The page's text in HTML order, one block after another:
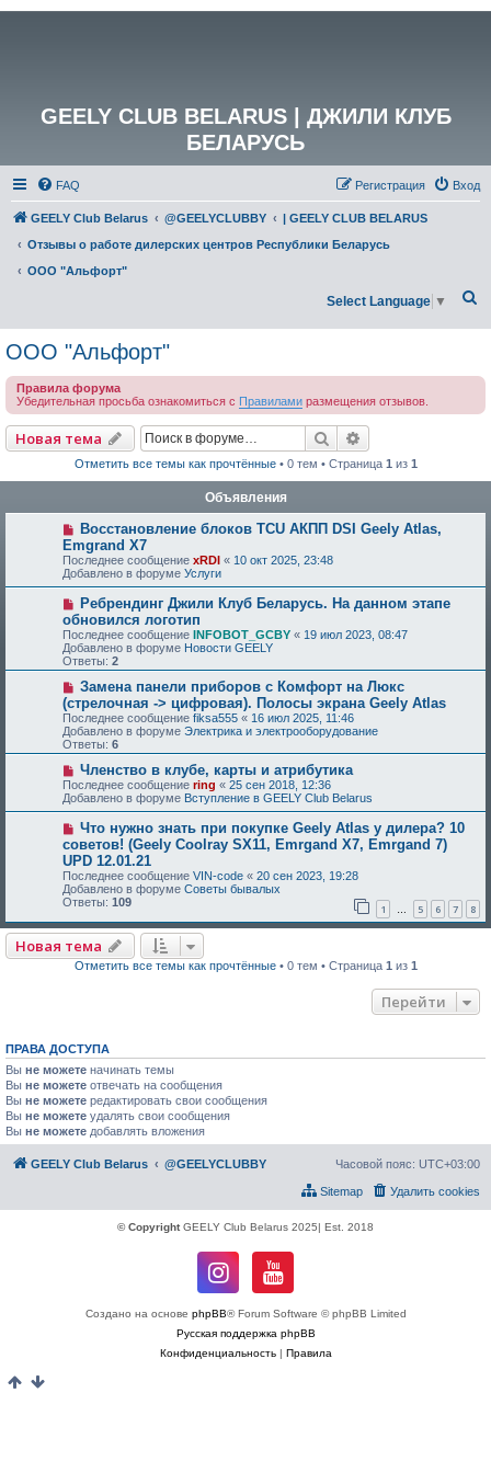
GEELY CLUB BELARUS | ДЖИЛИ КЛУБ
БЕЛАРУСЬ
FAQ Вход
Регистрация
GEELY Club Belarus @GEELYCLUBBY
| GEELY CLUB BELARUS
Отзывы о работе дилерских центров Республики Беларусь
ООО "Альфорт"
с
Select Language ▼
ООО "Альфорт"
Правила форума
Убедительная просьба ознакомиться с Правилами размещения отзывов.
Новая тема Поиск
Отметить все темы как прочтённые• 0 тем • Страница 1 из 1
Объявления
Восстановление блоков TCU АКПП DSI Geely Atlas,
Emgrand X7
Последнее сообщение xRDI « 10 окт 2025, 23:48
Добавлено в форуме Услуги
Ребрендинг Джили Клуб Беларусь. На данном этапе
обновился логотип
Последнее сообщение INFOBOT_GCBY « 19 июл 2023, 08:47
Добавлено в форуме Новости GEELY
Ответы: 2
Замена панели приборов с Комфорт на Люкс
(стрелочная -> цифровая). Полосы экрана Geely Atlas
Последнее сообщение fiksa555 « 16 июл 2025, 11:46
Добавлено в форуме Электрика и электрооборудование
Ответы: 6
Членство в клубе, карты и атрибутика
Последнее сообщение ring « 25 сен 2018, 12:36
Добавлено в форуме Вступление в GEELY Club Belarus
Что нужно знать при покупке Geely Atlas у дилера? 10
советов! (Geely Coolray SX11, Emrgand X7, Emrgand 7)
UPD 12.01.21
Последнее сообщение VIN-code « 20 сен 2023, 19:28
Добавлено в форуме Советы бывалых
Ответы: 109 1 … 5 6 7 8
Новая тема
Отметить все темы как прочтённые• 0 тем • Страница 1 из 1
Перейти
ПРАВА ДОСТУПА
Вы не можете начинать темы
Вы не можете отвечать на сообщения
Вы не можете редактировать свои сообщения
Вы не можете удалять свои сообщения
Вы не можете добавлять вложения
GEELY Club Belarus @GEELYCLUBBY Часовой пояс: UTC+03:00
Удалить cookies
Sitemap
© CopyrightGEELY Club Belarus 2025| Est. 2018
Создано на основе phpBB® Forum Software © phpBB Limited
Русская поддержка phpBB
Конфиденциальность| Правила